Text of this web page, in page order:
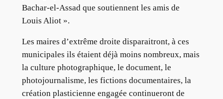
Bachar-el-Assad que soutiennent les amis de
Louis Aliot ».
Les maires d’extrême droite disparaitront, à ces
municipales ils étaient déjà moins nombreux, mais
la culture photographique, le document, le
photojournalisme, les fictions documentaires, la
création plasticienne engagée continueront de